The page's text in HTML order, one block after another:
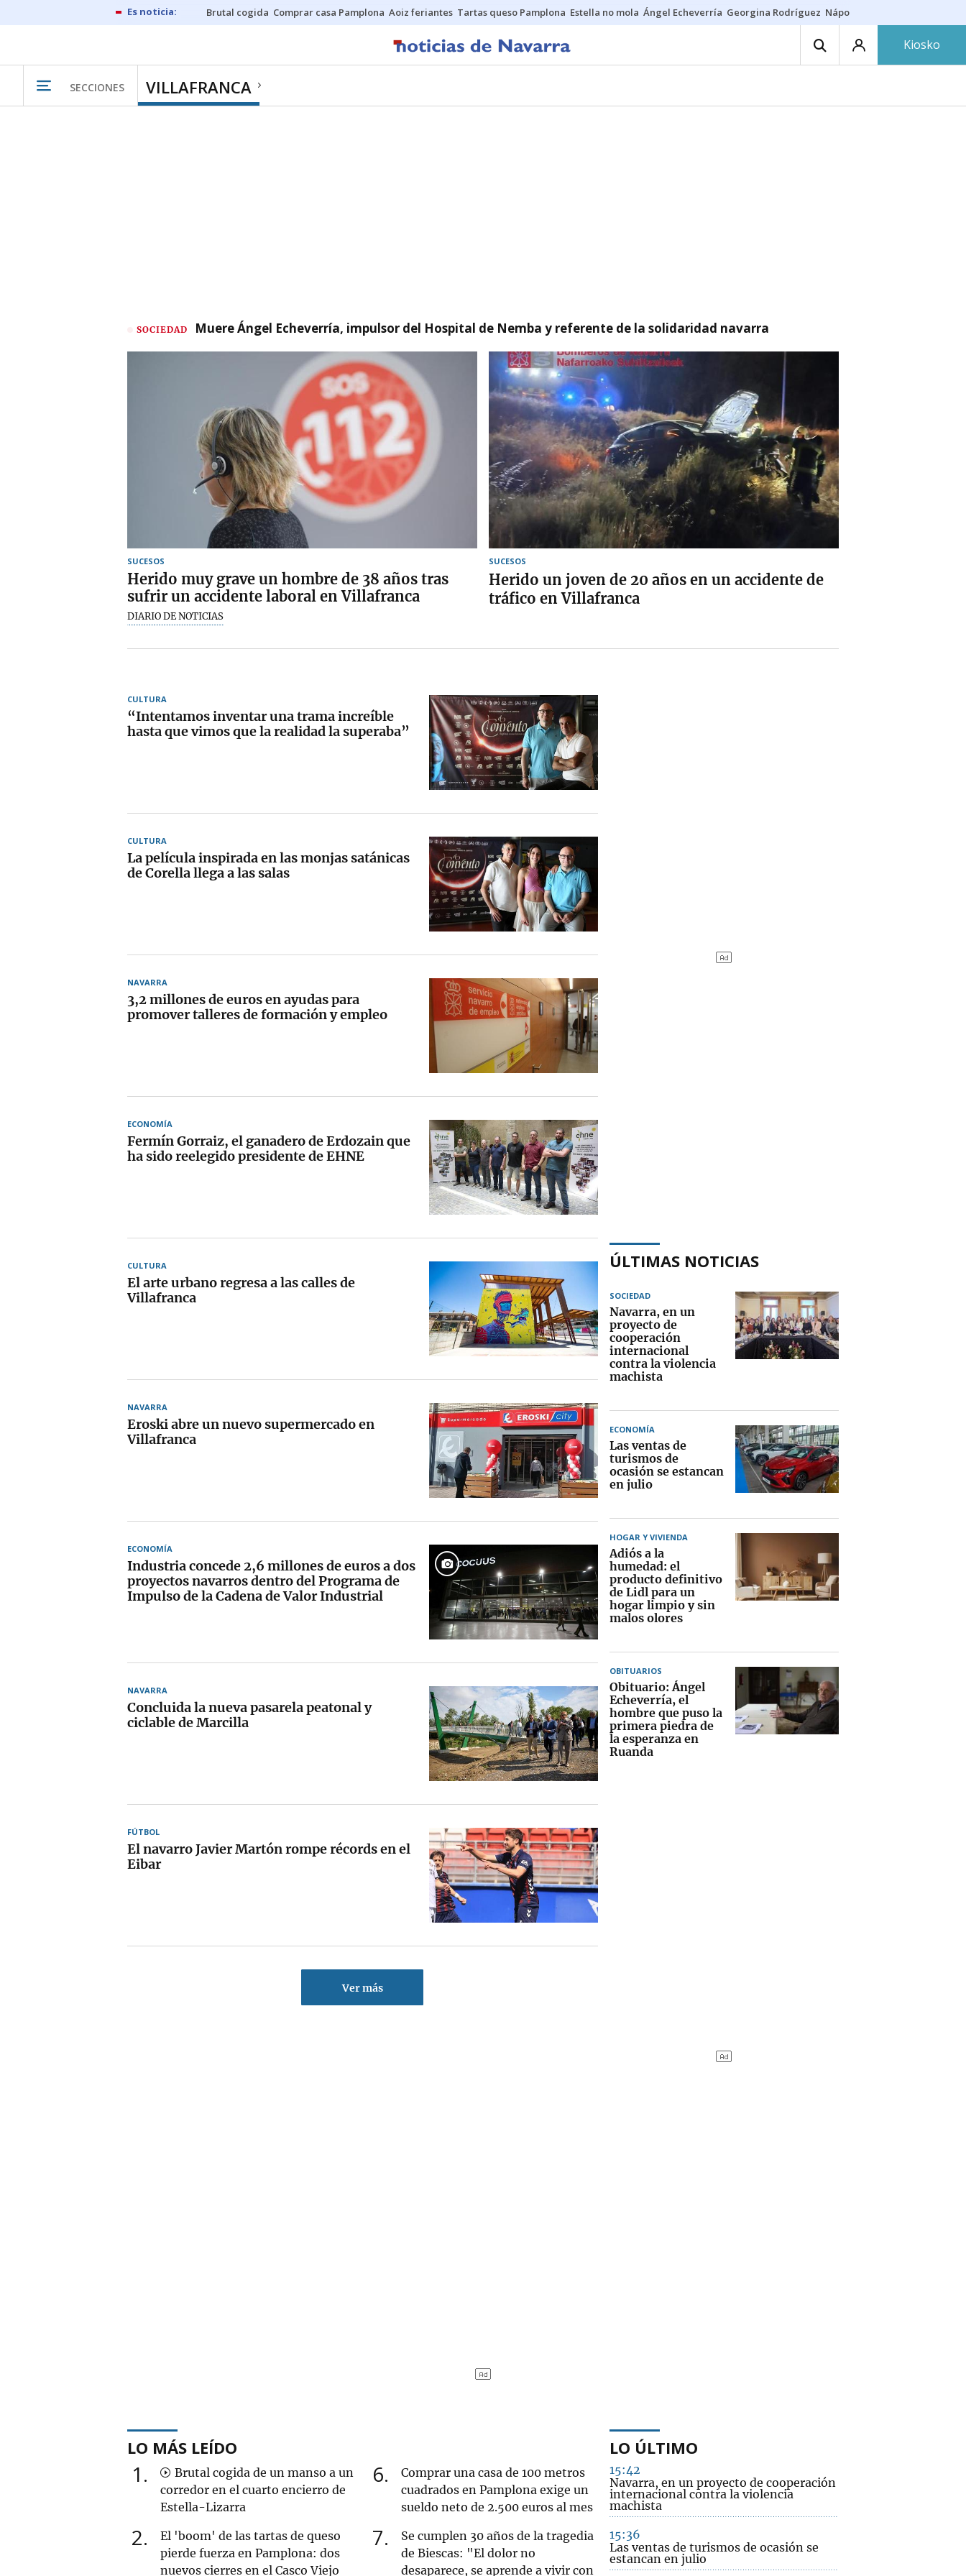
Brutal cogida Comprar casa Pamplona Aoiz feriantes Tartas queso Pamplona Estella no mola Ángel Echeverría Georgina Rodríguez Nápoles - Osasuna
Kiosko
SECCIONES VILLAFRANCA
SOCIEDAD Muere Ángel Echeverría, impulsor del Hospital de Nemba y referente de la solidaridad navarra
SUCESOS
Herido muy grave un hombre de 38 años tras
sufrir un accidente laboral en Villafranca
DIARIO DE NOTICIAS
SUCESOS
Herido un joven de 20 años en un accidente de
tráfico en Villafranca
CULTURA
“Intentamos inventar una trama increíble
hasta que vimos que la realidad la superaba”
CULTURA
La película inspirada en las monjas satánicas
de Corella llega a las salas
NAVARRA
3,2 millones de euros en ayudas para
promover talleres de formación y empleo
ECONOMÍA
Fermín Gorraiz, el ganadero de Erdozain que
ha sido reelegido presidente de EHNE
CULTURA
El arte urbano regresa a las calles de
Villafranca
NAVARRA
Eroski abre un nuevo supermercado en
Villafranca
ECONOMÍA
Industria concede 2,6 millones de euros a dos
proyectos navarros dentro del Programa de
Impulso de la Cadena de Valor Industrial
NAVARRA
Concluida la nueva pasarela peatonal y
ciclable de Marcilla
FÚTBOL
El navarro Javier Martón rompe récords en el
Eibar
Ver más
ÚLTIMAS NOTICIAS
SOCIEDAD
Navarra, en un
proyecto de
cooperación
internacional
contra la violencia
machista
ECONOMÍA
Las ventas de
turismos de
ocasión se estancan
en julio
HOGAR Y VIVIENDA
Adiós a la
humedad: el
producto definitivo
de Lidl para un
hogar limpio y sin
malos olores
OBITUARIOS
Obituario: Ángel
Echeverría, el
hombre que puso la
primera piedra de
la esperanza en
Ruanda
LO MÁS LEÍDO
1
Brutal cogida de un manso a un
corredor en el cuarto encierro de
Estella-Lizarra
2
El 'boom' de las tartas de queso
pierde fuerza en Pamplona: dos
nuevos cierres en el Casco Viejo
6
Comprar una casa de 100 metros
cuadrados en Pamplona exige un
sueldo neto de 2.500 euros al mes
7
Se cumplen 30 años de la tragedia
de Biescas: "El dolor no
desaparece, se aprende a vivir con
LO ÚLTIMO
15:42
Navarra, en un proyecto de cooperación
internacional contra la violencia
machista
15:36
Las ventas de turismos de ocasión se
estancan en julio